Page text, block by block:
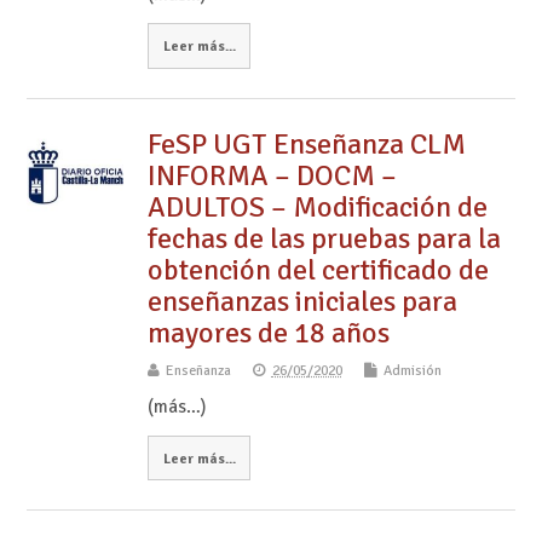
Leer más...
FeSP UGT Enseñanza CLM
INFORMA – DOCM –
ADULTOS – Modificación de
fechas de las pruebas para la
obtención del certificado de
enseñanzas iniciales para
mayores de 18 años
Enseñanza 26/05/2020 Admisión
(más…)
Leer más...